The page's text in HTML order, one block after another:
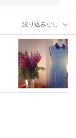
絞り込みなし